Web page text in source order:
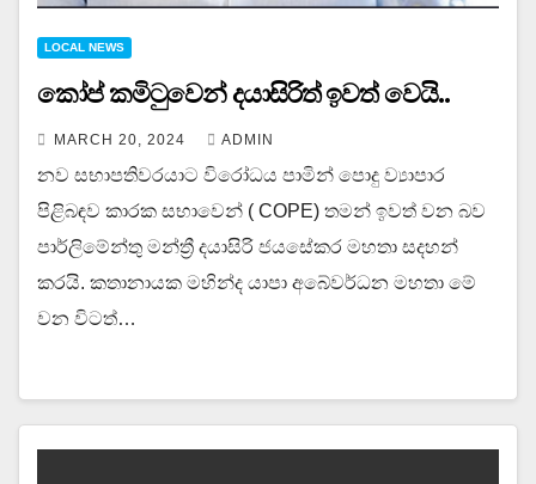
LOCAL NEWS
කෝප් කමිටුවෙන් දයාසිරිත් ඉවත් වෙයි..
MARCH 20, 2024 ADMIN
නව සභාපතිවරයාට විරෝධය පාමින් පොදු ව්‍යාපාර
පිළිබඳව කාරක සභාවෙන් ( COPE) තමන් ඉවත් වන බව
පාර්ලිමේන්තු මන්ත්‍රී දයාසිරි ජයසේකර මහතා සදහන්
කරයි. කතානායක මහින්ද යාපා අබේවර්ධන මහතා මේ
වන විටත්…